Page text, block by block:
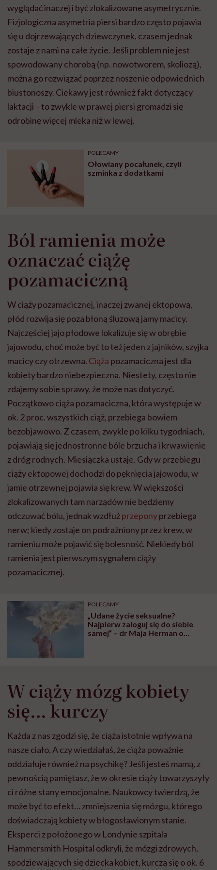
wyglądać inaczej i być zlokalizowane asymetrycznie.
Fizjologiczna asymetria piersi bardzo często pojawia
się u dojrzewających dziewczynek, czasem jednak
zostaje z nami na całe życie. Jeśli problem nie jest
spowodowany chorobą (np. nowotworem, skoliozą),
można go rozwiązać poprzez noszenie odpowiednich
biustonoszy. Ciekawy jest również fakt dotyczący
laktacji – to zwykle w prawej piersi gromadzi się
odrobinę więcej mleka niż w lewej.
POLECAMY
Ołowiany pocałunek, czyli
szminka z dodatkami
Ból ramienia może
oznaczać ciążę
pozamaciczną
W ciąży pozamacicznej, inaczej zwanej ektopową,
płód rozwija się poza błoną śluzową jamy macicy.
Najczęściej jajo płodowe lokalizuje się w obrębie
jajowodu, choć może być to też jeden z jajników, szyjka
macicy czy otrzewna. Ciąża pozamaciczna jest dla
kobiety bardzo niebezpieczna. Niestety, często nie
zdajemy sobie sprawy, że może nas dotyczyć.
Początkowo ciąża pozamaciczna, która występuje w
ok. 2 proc. wszystkich ciąż, przebiega bowiem
bezobjawowo. Z czasem, zwykle po kilku tygodniach,
pojawiają się jednostronne bóle brzucha i krwawienie
z dróg rodnych. Miesiączka ustaje. Gdy w przebiegu
ciąży ektopowej dochodzi do pęknięcia jajowodu, w
jamie otrzewnej pojawia się krew. W większości
zlokalizowanych tam narządów nie będziemy
odczuwać bólu, jednak wzdłużprzeponyprzebiega
nerw; kiedy zostaje on podrażniony przez krew, w
ramieniu może pojawić się bolesność. Niekiedy ból
ramienia jest pierwszym sygnałem ciąży
pozamacicznej.
POLECAMY
„Udane życie seksualne?
Najpierw zaloguj się do siebie
samej” – dr Maja Herman o
W ciąży mózg kobiety
się… kurczy
Każda z nas zgodzi się, że ciąża istotnie wpływa na
nasze ciało. A czy wiedziałaś, że ciąża poważnie
oddziałuje również na psychikę? Jeśli jesteś mamą, z
pewnością pamiętasz, że w okresie ciąży towarzyszyły
ci różne stany emocjonalne. Naukowcy twierdzą, że
może być to efekt… zmniejszenia się mózgu, którego
doświadczają kobiety w błogosławionym stanie.
Eksperci z położonego w Londynie szpitala
Hammersmith Hospital odkryli, że mózgi zdrowych,
spodziewających się dziecka kobiet, kurczą się o ok. 6